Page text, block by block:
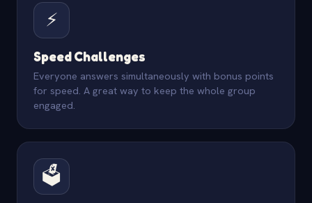
⚡
Speed Challenges
Everyone answers simultaneously with bonus points
for speed. A great way to keep the whole group
engaged.
🗳️